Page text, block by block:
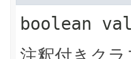
boolean